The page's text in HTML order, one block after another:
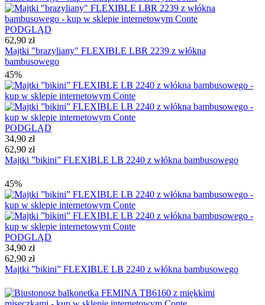
PODGLĄD
62,90 zł
Majtki "brazyliany" FLEXIBLE LBR 2239 z włókna
bambusowego
45%
PODGLĄD
34,90 zł
62,90 zł
Majtki ”bikini” FLEXIBLE LB 2240 z włókna bambusowego
45%
PODGLĄD
34,90 zł
62,90 zł
Majtki ”bikini” FLEXIBLE LB 2240 z włókna bambusowego